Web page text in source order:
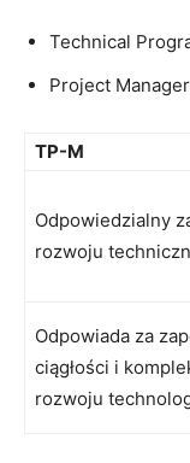
Technical
Project
TP-M
Odpowiedzialny
rozwoju
Odpowiada ‌za
ciągłości i⁢
rozwoju